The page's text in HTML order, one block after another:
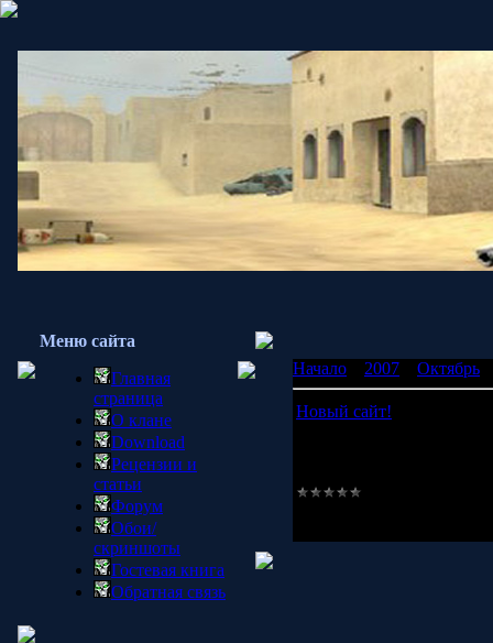
Меню сайта
Главная
страница
О клане
Download
Рецензии и
статьи
Форум
Обои/
скриншоты
Гостевая книга
Обратная связь
Начало 2007 Октябрь
Новый сайт!